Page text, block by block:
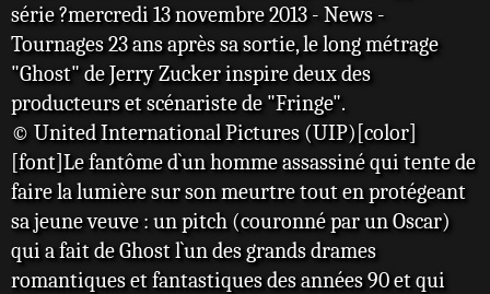
série ?mercredi 13 novembre 2013 - News -
Tournages 23 ans après sa sortie, le long métrage
"Ghost" de Jerry Zucker inspire deux des
producteurs et scénariste de "Fringe".
© United International Pictures (UIP)[color]
[font]Le fantôme d`un homme assassiné qui tente de
faire la lumière sur son meurtre tout en protégeant
sa jeune veuve : un pitch (couronné par un Oscar)
qui a fait de Ghost l`un des grands drames
romantiques et fantastiques des années 90 et qui